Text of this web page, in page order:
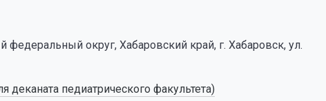
округ, Хабаровский край, г. Хабаровск, ул.
педиатрического факультета)